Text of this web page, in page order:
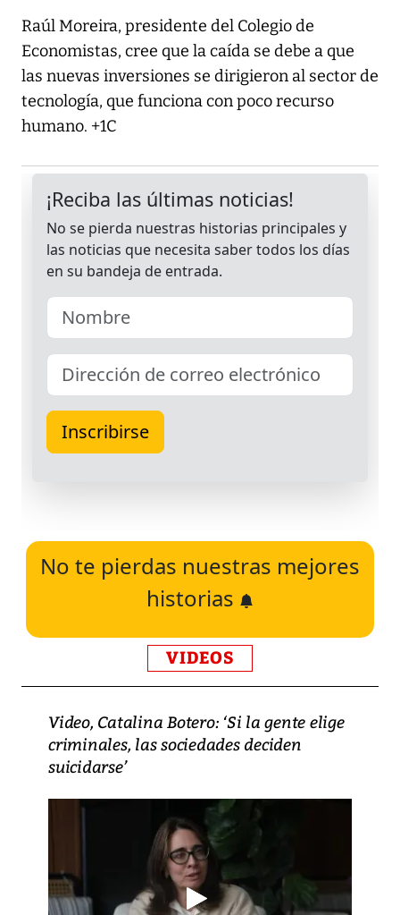
Raúl Moreira, presidente del Colegio de
Economistas, cree que la caída se debe a que
las nuevas inversiones se dirigieron al sector de
tecnología, que funciona con poco recurso
humano. +1C
No te pierdas nuestras mejores
historias
VIDEOS
Video, Catalina Botero: ‘Si la gente elige
criminales, las sociedades deciden
suicidarse’